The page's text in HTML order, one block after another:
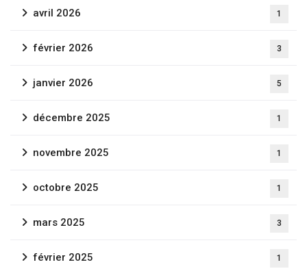
avril 2026 1
février 2026 3
janvier 2026 5
décembre 2025 1
novembre 2025 1
octobre 2025 1
mars 2025 3
février 2025 1